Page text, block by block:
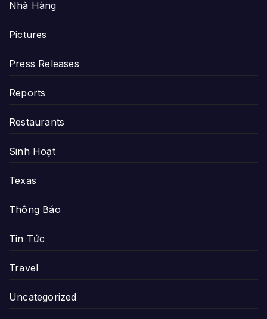
Nhà Hàng
Pictures
Press Releases
Reports
Restaurants
Sinh Hoạt
Texas
Thông Báo
Tin Tức
Travel
Uncategorized